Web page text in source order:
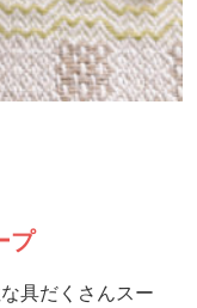
プ
具だくさんスー